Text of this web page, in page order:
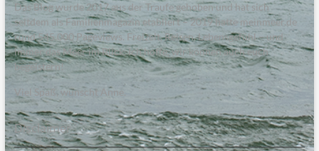
Das Blog wurde 2017 aus der Traufe gehoben und hat sich
seitdem als Familienmagazin etabliert – 2019 hatte meinmeer.de
rund 545.000 Pageviews. Freizeit, Reisen, Lebensgefühl – und
immer das Meer im Blick. Ich hoffe, wir können auch euch
begeistern!
Viel Spaß, wünscht Anne.
Disclaimer